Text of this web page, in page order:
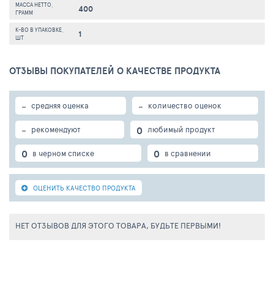
МАССА НЕТТО,
ГРАММ
400
К-ВО В УПАКОВКЕ,
ШТ
1
ОТЗЫВЫ ПОКУПАТЕЛЕЙ О КАЧЕСТВЕ ПРОДУКТА
- средняя оценка - количество оценок
- рекомендуют 0 любимый продукт
0 в черном списке 0 в сравнении
ОЦЕНИТЬ КАЧЕСТВО ПРОДУКТА
НЕТ ОТЗЫВОВ ДЛЯ ЭТОГО ТОВАРА, БУДЬТЕ ПЕРВЫМИ!